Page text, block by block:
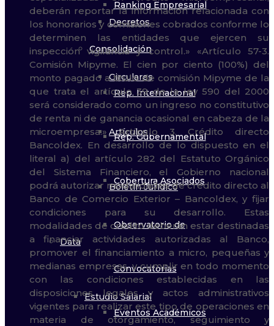
Ranking Empresarial
Consolidación
Rep. Internacional
Rep. Gubernamental
Cobertura Asociados
Observatorio de
Convocatorias
Eventos Académicos
Decretos
Circulares
Artículos
Boletín Jurídico
Data
Estudio Salarial